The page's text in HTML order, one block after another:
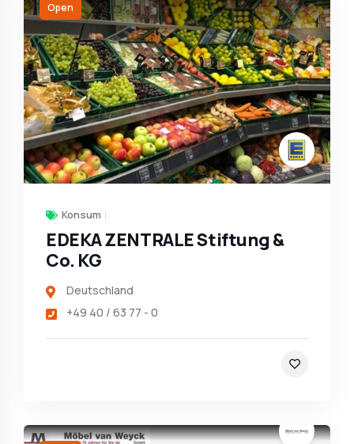
Open
Konsum
EDEKA ZENTRALE Stiftung &
Co. KG
Deutschland
+49 40 / 63 77 - 0